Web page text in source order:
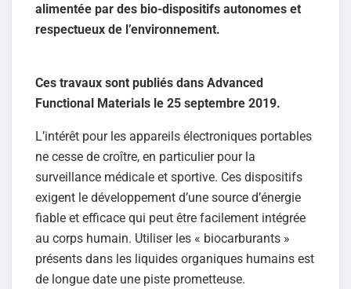
alimentée par des bio-dispositifs autonomes et
respectueux de l’environnement.
Ces travaux sont publiés dans Advanced
Functional Materials le 25 septembre 2019.
L’intérêt pour les appareils électroniques portables
ne cesse de croître, en particulier pour la
surveillance médicale et sportive. Ces dispositifs
exigent le développement d’une source d’énergie
fiable et efficace qui peut être facilement intégrée
au corps humain. Utiliser les « biocarburants »
présents dans les liquides organiques humains est
de longue date une piste prometteuse.